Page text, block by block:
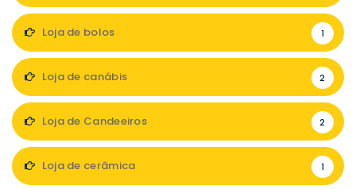
Loja de bolos 1
Loja de canábis 2
Loja de Candeeiros 2
Loja de cerâmica 1